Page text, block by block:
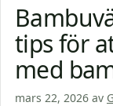
tips för
med
mars 22, 2026 av